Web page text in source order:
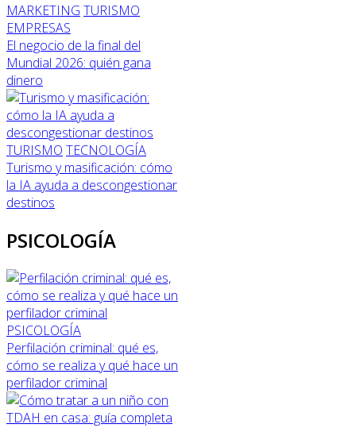
MARKETING TURISMO
EMPRESAS
El negocio de la final del
Mundial 2026: quién gana
dinero
TURISMO TECNOLOGÍA
Turismo y masificación: cómo
la IA ayuda a descongestionar
destinos
PSICOLOGÍA
PSICOLOGÍA
Perfilación criminal: qué es,
cómo se realiza y qué hace un
perfilador criminal